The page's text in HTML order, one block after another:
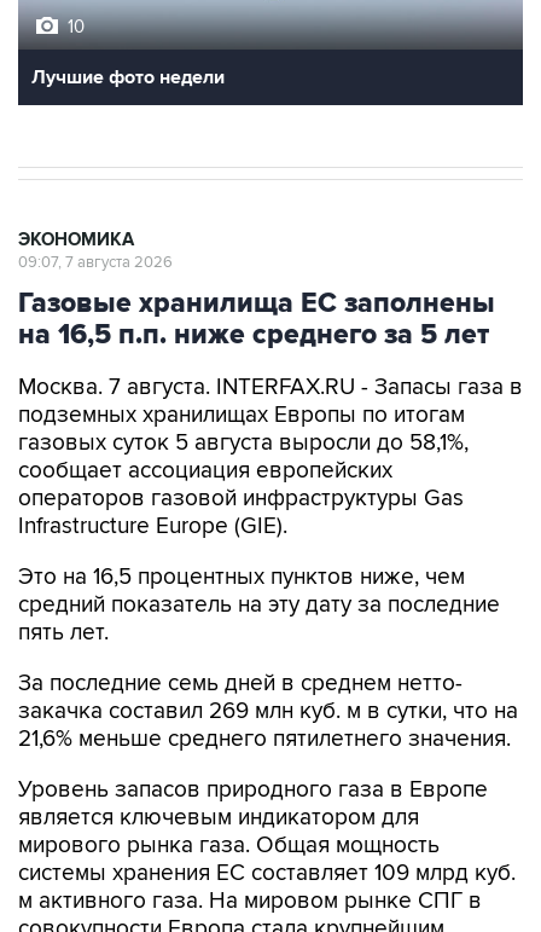
10
Лучшие фото недели
ЭКОНОМИКА
09:07, 7 августа 2026
Газовые хранилища ЕС заполнены
на 16,5 п.п. ниже среднего за 5 лет
Москва. 7 августа. INTERFAX.RU - Запасы газа в
подземных хранилищах Европы по итогам
газовых суток 5 августа выросли до 58,1%,
сообщает ассоциация европейских
операторов газовой инфраструктуры Gas
Infrastructure Europe (GIE).
Это на 16,5 процентных пунктов ниже, чем
средний показатель на эту дату за последние
пять лет.
За последние семь дней в среднем нетто-
закачка составил 269 млн куб. м в сутки, что на
21,6% меньше среднего пятилетнего значения.
Уровень запасов природного газа в Европе
является ключевым индикатором для
мирового рынка газа. Общая мощность
системы хранения ЕС составляет 109 млрд куб.
м активного газа. На мировом рынке СПГ в